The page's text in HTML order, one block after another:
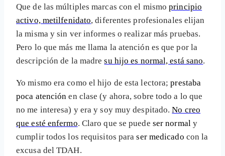
Que de las múltiples marcas con el mismoprincipio
activo, metilfenidato, diferentes profesionales elijan
la misma y sin ver informes o realizar más pruebas.
Pero lo que más me llama la atención es que por la
descripción de la madresu hijo es normal, está sano.
Yo mismo era como el hijo de esta lectora;prestaba
poca atención en clase (y ahora, sobre todo a lo que
no me interesa) y era y soy muy despitado.No creo
que esté enfermo. Claro que se puede ser normaly
cumplir todos los requisitos paraser medicado con la
excusa del TDAH.